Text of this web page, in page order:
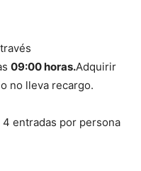
09:00 horas.Adquirir
no lleva recargo.
entradas por persona